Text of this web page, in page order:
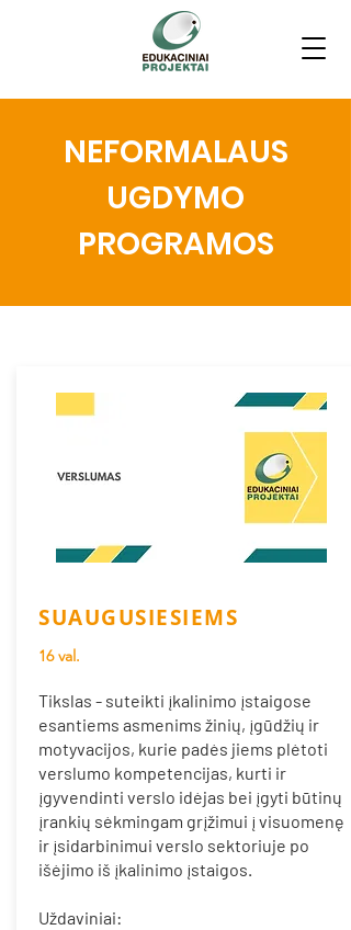
NEFORMALAUS
UGDYMO
PROGRAMOS
SUAUGUSIESIEMS
16 val.
Tikslas - suteikti įkalinimo įstaigose
esantiems asmenims žinių, įgūdžių ir
motyvacijos, kurie padės jiems plėtoti
verslumo kompetencijas, kurti ir
įgyvendinti verslo idėjas bei įgyti būtinų
įrankių sėkmingam grįžimui į visuomenę
ir įsidarbinimui verslo sektoriuje po
išėjimo iš įkalinimo įstaigos.
Uždaviniai: